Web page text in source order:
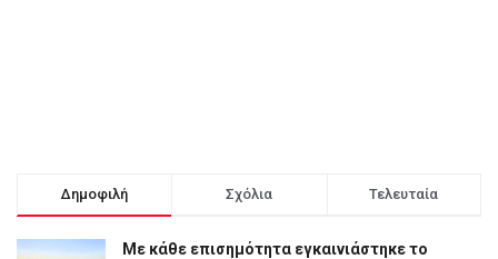
Δημοφιλή Σχόλια Τελευταία
Με κάθε επισημότητα εγκαινιάστηκε το